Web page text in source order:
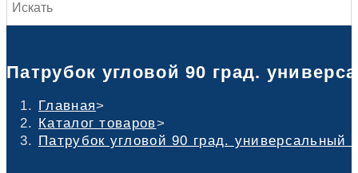
Патрубок угловой 90 град.
Главная>
Каталог товаров>
Патрубок угловой 90 град. универсальный